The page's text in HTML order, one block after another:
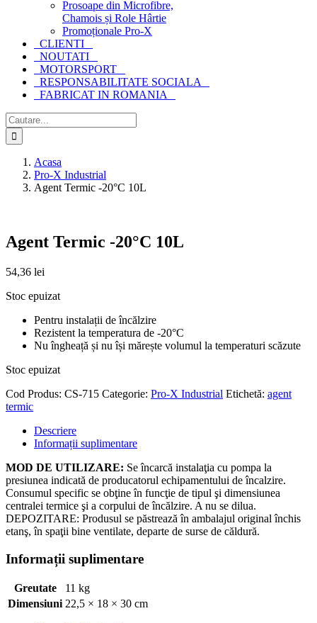
Prosoape din Microfibre,
Chamois și Role Hârtie
Promoționale Pro-X
CLIENTI
NOUTATI
MOTORSPORT
RESPONSABILITATE SOCIALA
FABRICAT IN ROMANIA
Cautare...
Acasa
Pro-X Industrial
Agent Termic -20°C 10L
Agent Termic -20°C 10L
54,36 lei
Stoc epuizat
Pentru instalații de încălzire
Rezistent la temperatura de -20°C
Nu îngheață și nu își mărește volumul la temperaturi scăzute
Stoc epuizat
Cod Produs: CS-715 Categorie: Pro-X Industrial Etichetă: agent
termic
Descriere
Informații suplimentare
MOD DE UTILIZARE: Se încarcă instalaţia cu pompa la
presiunea indicată de producatorul echipamentului de încalzire.
Consumul specific se obţine în funcţie de tipul şi dimensiunea
centralei termice şi a corpului de încălzire. A nu se dilua.
DEPOZITARE: Produsul se păstrează în ambalajul original închis
etanş, în spaţii bine ventilate, departe de surse de căldură.
Informații suplimentare
Greutate
11 kg
Dimensiuni 22,5 × 18 × 30 cm